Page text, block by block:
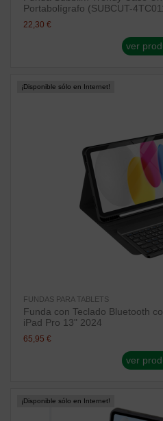
Portabolígrafo (SUBCUT-
22,30 €
ver
¡Disponible sólo en Internet!
FUNDAS PARA TABLETS
Funda con Teclado Bluetooth
iPad Pro 13" 2024
65,95 €
ver
¡Disponible sólo en Internet!